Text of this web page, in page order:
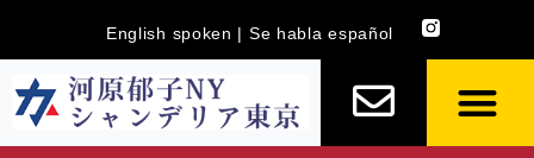
を
English spoken | Se habla español
対
象: